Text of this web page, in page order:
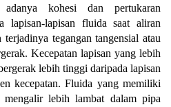
kohesi dan pertukaran
lapisan-lapisan fluida saat aliran
tegangan tangensial atau
Kecepatan lapisan yang lebih
lebih tinggi daripada lapisan
kecepatan. Fluida yang memiliki
lebih lambat dalam pipa